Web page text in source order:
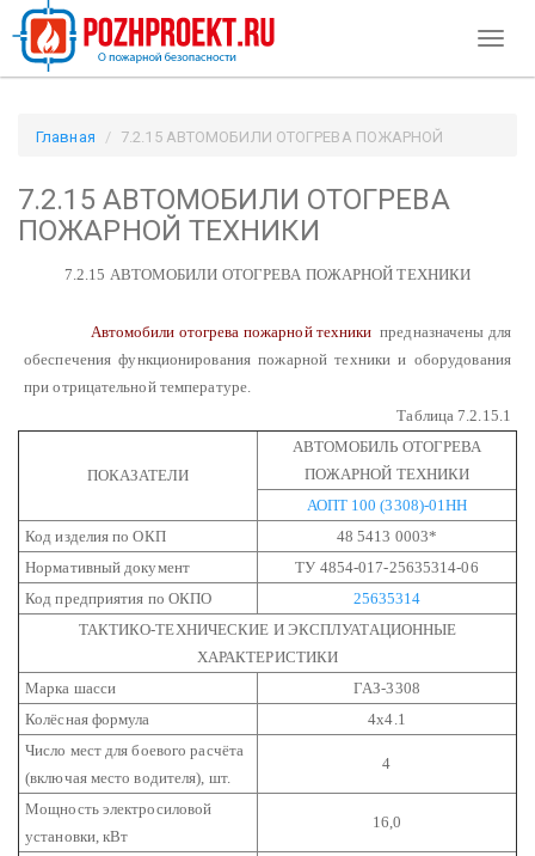
Главная
7.2.15 АВТОМОБИЛИ ОТОГРЕВА ПОЖАРНОЙ
7.2.15 АВТОМОБИЛИ ОТОГРЕВА
ПОЖАРНОЙ ТЕХНИКИ
7.2.15 АВТОМОБИЛИ ОТОГРЕВА ПОЖАРНОЙ ТЕХНИКИ
Автомобили отогрева пожарной техникипредназначены для
обеспечения функционирования пожарной техники и оборудования
при отрицательной температуре.
Таблица 7.2.15.1
ПОКАЗАТЕЛИ
АВТОМОБИЛЬ ОТОГРЕВА
ПОЖАРНОЙ ТЕХНИКИ
АОПТ 100 (3308)-01НН
Код изделия по ОКП
48 5413 0003*
Нормативный документ
ТУ 4854-017-25635314-06
Код предприятия по ОКПО
25635314
ТАКТИКО-ТЕХНИЧЕСКИЕ И ЭКСПЛУАТАЦИОННЫЕ
ХАРАКТЕРИСТИКИ
Марка шасси
ГАЗ-3308
Колёсная формула
4х4.1
Число мест для боевого расчёта
(включая место водителя), шт.
4
Мощность электросиловой
установки, кВт
16,0